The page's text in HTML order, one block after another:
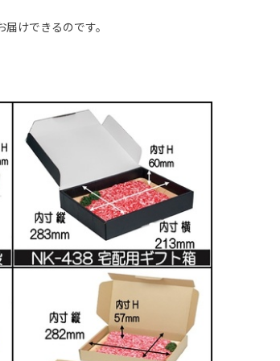
けできるのです。